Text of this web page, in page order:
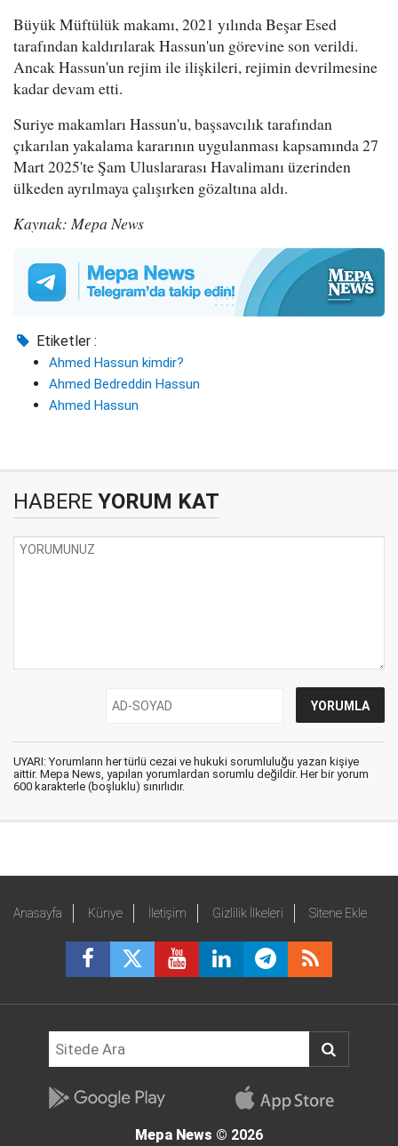
Büyük Müftülük makamı, 2021 yılında Beşar Esed
tarafından kaldırılarak Hassun'un görevine son verildi.
Ancak Hassun'un rejim ile ilişkileri, rejimin devrilmesine
kadar devam etti.
Suriye makamları Hassun'u, başsavcılık tarafından
çıkarılan yakalama kararının uygulanması kapsamında 27
Mart 2025'te Şam Uluslararası Havalimanı üzerinden
ülkeden ayrılmaya çalışırken gözaltına aldı.
Kaynak: Mepa News
Etiketler :
Ahmed Hassun kimdir?
Ahmed Bedreddin Hassun
Ahmed Hassun
HABERE YORUM KAT
UYARI: Yorumların her türlü cezai ve hukuki sorumluluğu yazan kişiye
aittir. Mepa News, yapılan yorumlardan sorumlu değildir. Her bir yorum
600 karakterle (boşluklu) sınırlıdır.
Anasayfa Künye İletişim Gizlilik İlkeleri Sitene Ekle
Mepa News © 2026